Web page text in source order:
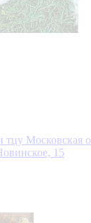
тцу Московская
15